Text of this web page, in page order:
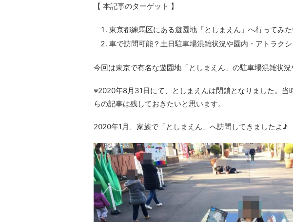
【 本記事のターゲット 】
東京都練馬区にある遊園地「としまえん」へ行ってみ
車で訪問可能？土日駐車場混雑状況や園内・アトラク
今回は東京で有名な遊園地「としまえん」の駐車場混雑状況
※2020年8月31日にて、としまえんは閉鎖となりました。当
らの記事は残しておきたいと思います。
2020年1月、家族で「としまえん」へ訪問してきましたよ♪